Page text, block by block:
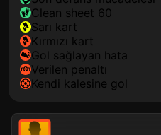
clean sheet 60
sarı kart
kırmızı kart
gol sağlayan hata
verilen penaltı
kendi kalesine gol